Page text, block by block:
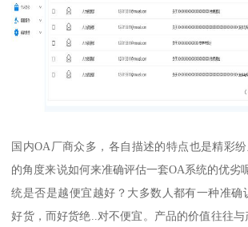
国内OA厂商众多，各自描述的特点也是精彩
的角度来说如何来准确评估一套OA系统的优劣
统是否是越便宜越好？大多数人都有一种准确
好货，而好货绝..对不便宜。产品的价值往往与